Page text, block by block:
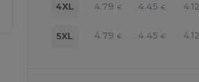
4XL 4.79 € 4.45 € 4.12
5XL 4.79 € 4.45 € 4.12